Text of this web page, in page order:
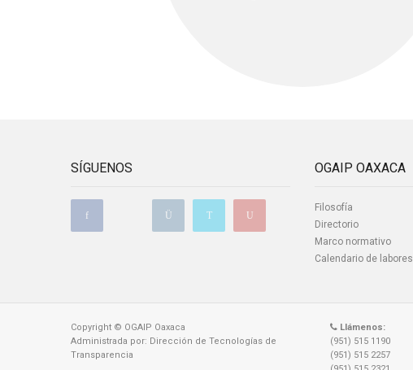
SÍGUENOS OGAIP OAXACA
Filosofía
Directorio
Marco normativo
Calendario de labores
Copyright © OGAIP Oaxaca
Administrada por: Dirección de Tecnologías de
Transparencia
Llámenos:
(951) 515 1190
(951) 515 2257